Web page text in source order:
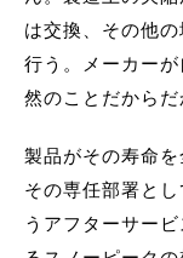
は交換、その他
行う。メーカー
然のことだからだ
製品がその寿命
その専任部署と
うアフターサー